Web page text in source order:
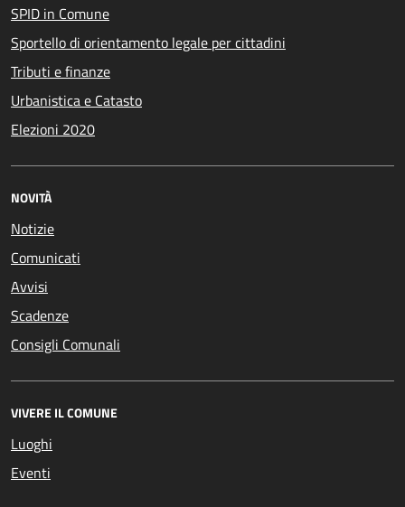
SPID in Comune
Sportello di orientamento legale per cittadini
Tributi e finanze
Urbanistica e Catasto
Elezioni 2020
NOVITÀ
Notizie
Comunicati
Avvisi
Scadenze
Consigli Comunali
VIVERE IL COMUNE
Luoghi
Eventi